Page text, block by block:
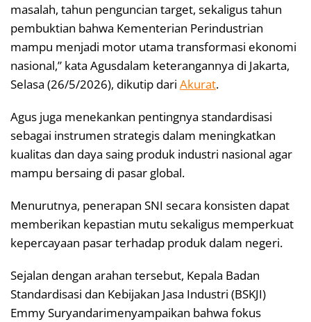
masalah, tahun penguncian target, sekaligus tahun
pembuktian bahwa Kementerian Perindustrian
mampu menjadi motor utama transformasi ekonomi
nasional,” kata Agusdalam keterangannya di Jakarta,
Selasa (26/5/2026), dikutip dari Akurat.
Agus juga menekankan pentingnya standardisasi
sebagai instrumen strategis dalam meningkatkan
kualitas dan daya saing produk industri nasional agar
mampu bersaing di pasar global.
Menurutnya, penerapan SNI secara konsisten dapat
memberikan kepastian mutu sekaligus memperkuat
kepercayaan pasar terhadap produk dalam negeri.
Sejalan dengan arahan tersebut, Kepala Badan
Standardisasi dan Kebijakan Jasa Industri (BSKJI)
Emmy Suryandarimenyampaikan bahwa fokus